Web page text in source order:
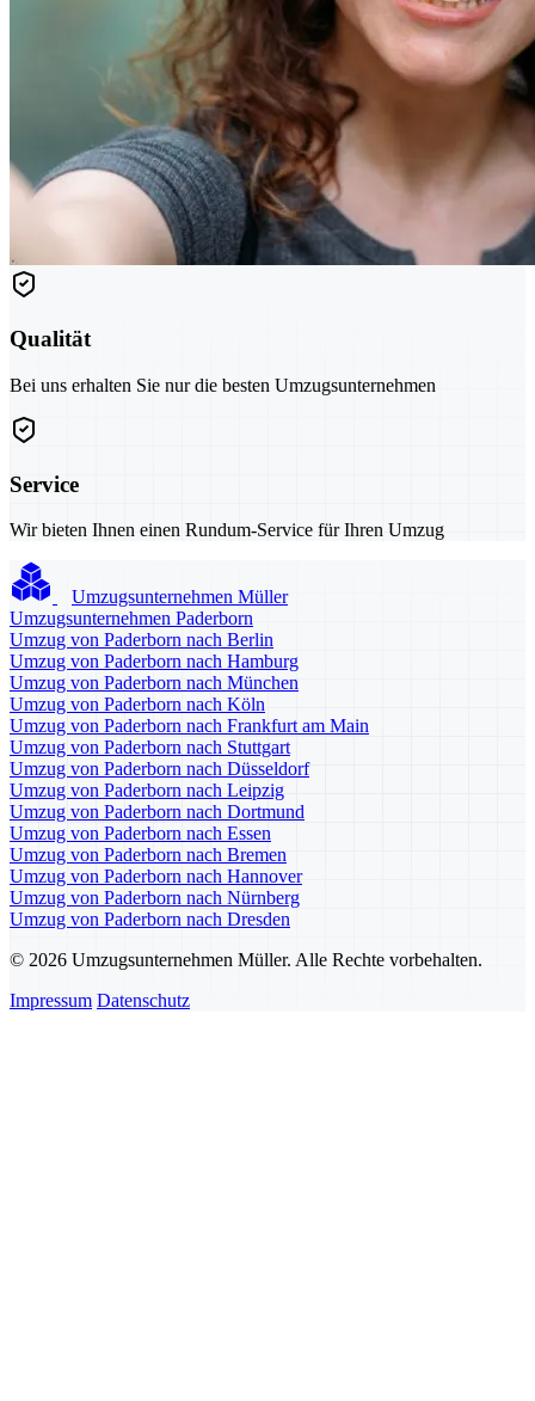
Qualität
Bei uns erhalten Sie nur die besten Umzugsunternehmen
Service
Wir bieten Ihnen einen Rundum-Service für Ihren Umzug
Umzugsunternehmen Müller
Umzugsunternehmen Paderborn
Umzug von Paderborn nach Berlin
Umzug von Paderborn nach Hamburg
Umzug von Paderborn nach München
Umzug von Paderborn nach Köln
Umzug von Paderborn nach Frankfurt am Main
Umzug von Paderborn nach Stuttgart
Umzug von Paderborn nach Düsseldorf
Umzug von Paderborn nach Leipzig
Umzug von Paderborn nach Dortmund
Umzug von Paderborn nach Essen
Umzug von Paderborn nach Bremen
Umzug von Paderborn nach Hannover
Umzug von Paderborn nach Nürnberg
Umzug von Paderborn nach Dresden
© 2026 Umzugsunternehmen Müller. Alle Rechte vorbehalten.
Impressum Datenschutz